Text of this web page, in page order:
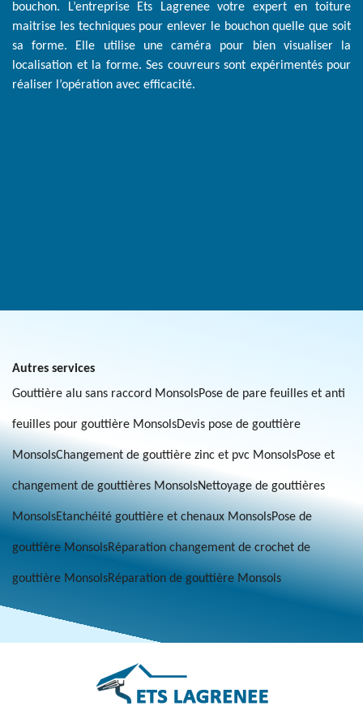
bouchon. L’entreprise Ets Lagrenee votre expert en toiture
maitrise les techniques pour enlever le bouchon quelle que soit
sa forme. Elle utilise une caméra pour bien visualiser la
localisation et la forme. Ses couvreurs sont expérimentés pour
réaliser l’opération avec efficacité.
Autres services
Gouttière alu sans raccord MonsolsPose de pare feuilles et anti
feuilles pour gouttière MonsolsDevis pose de gouttière
MonsolsChangement de gouttière zinc et pvc MonsolsPose et
changement de gouttières MonsolsNettoyage de gouttières
MonsolsEtanchéité gouttière et chenaux MonsolsPose de
gouttière MonsolsRéparation changement de crochet de
gouttière MonsolsRéparation de gouttière Monsols